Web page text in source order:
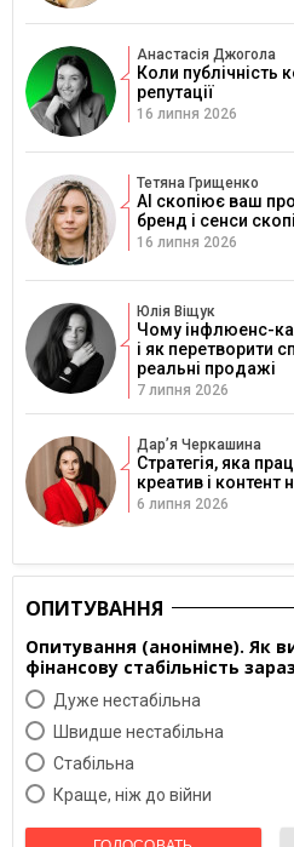
Анастасія Джогола
Коли публічність
репутації
16 липня 2026
Тетяна Грищенко
AI скопіює ваш
бренд і сенси
16 липня 2026
Юлія Віщук
Чому інфлюенс-
і як перетворити
реальні продажі
7 липня 2026
Дарʼя Черкашина
Стратегія, яка
креатив і контент
6 липня 2026
ОПИТУВАННЯ
Опитування (анонімне). Як
фінансову стабільність
Дуже нестабільна
Швидше нестабільна
Cтабільна
Краще, ніж до війни